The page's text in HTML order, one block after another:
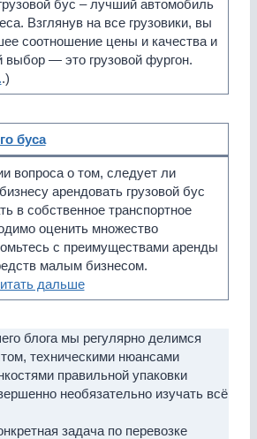
бус – лучший автомобиль
Взглянув на все грузовики, вы
соотношение цены и качества и
— это грузовой фургон.
.)
буса
вопроса о том, следует ли
арендовать грузовой бус
в собственное транспортное
оценить множество
с преимуществами аренды
малым бизнесом.
дальше
блога мы регулярно делимся
техническими нюансами
правильной упаковки
необязательно изучать всё
задача по перевозке